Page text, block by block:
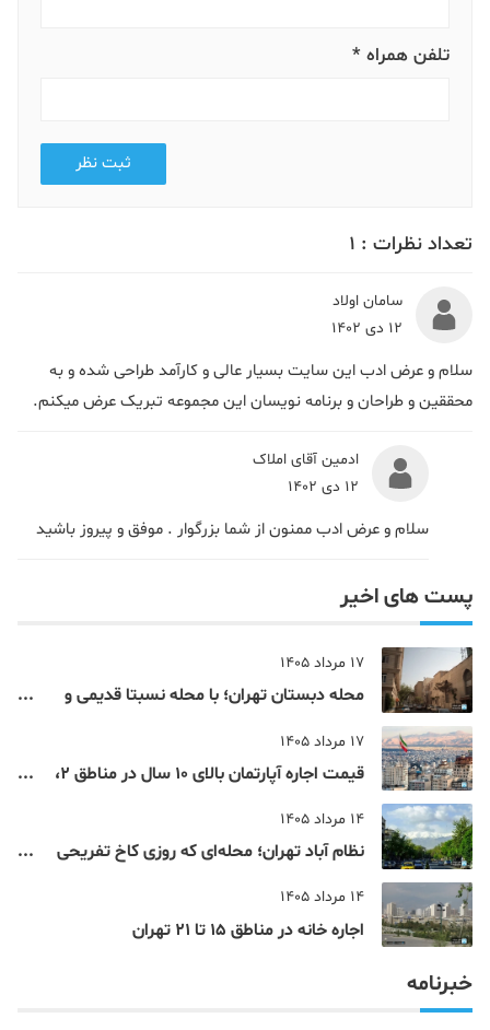
تلفن همراه *
ثبت نظر
تعداد نظرات : 1
سامان اولاد
12 دی 1402
سلام و عرض ادب این سایت بسیار عالی و کارآمد طراحی شده و به
محققین و طراحان و برنامه نویسان این مجموعه تبریک عرض میکنم.
ادمین آقای املاک
12 دی 1402
سلام و عرض ادب ممنون از شما بزرگوار . موفق و پیروز باشید
پست های اخیر
17 مرداد 1405
محله دبستان تهران؛ با محله نسبتا قدیمی و
17 مرداد 1405
قیمت اجاره آپارتمان بالای 10 سال در مناطق 2،
14 مرداد 1405
نظام‌ آباد تهران؛ محله‌ای که روزی کاخ تفریحی
14 مرداد 1405
اجاره خانه در مناطق 15 تا 21 تهران
خبرنامه